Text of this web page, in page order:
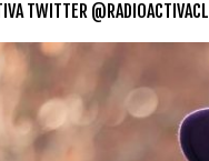
TWITTER @RADIOACTIVACL